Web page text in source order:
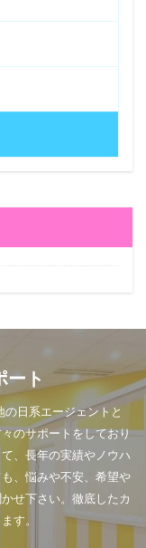
ート
日系エージェントと
のサポートをしており
、長年の実績やノウハ
、悩みや不安、希望や
せ下さい。徹底したカ
す。